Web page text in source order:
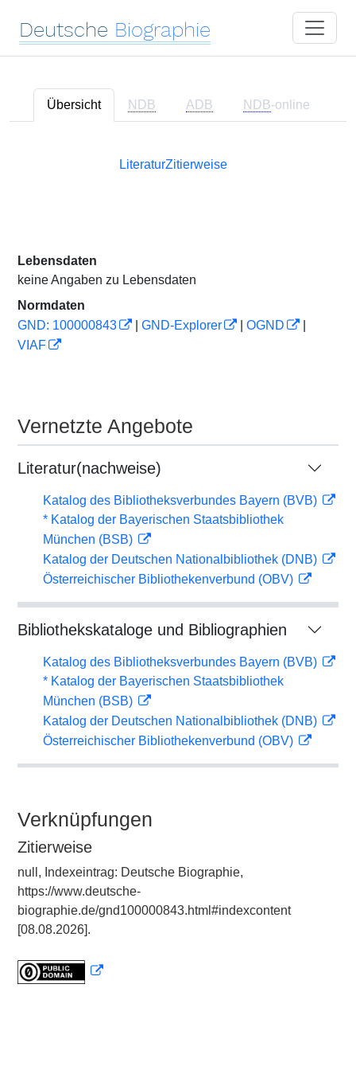
Deutsche Biographie
Übersicht NDB ADB NDB-online
LiteraturZitierweise
Lebensdaten
keine Angaben zu Lebensdaten
Normdaten
GND: 100000843
GND-Explorer OGND
VIAF
Vernetzte Angebote
Literatur(nachweise)
Katalog des Bibliotheksverbundes Bayern (BVB)
* Katalog der Bayerischen Staatsbibliothek
München (BSB)
Katalog der Deutschen Nationalbibliothek (DNB)
Österreichischer Bibliothekenverbund (OBV)
Bibliothekskataloge und Bibliographien
Katalog des Bibliotheksverbundes Bayern (BVB)
* Katalog der Bayerischen Staatsbibliothek
München (BSB)
Katalog der Deutschen Nationalbibliothek (DNB)
Österreichischer Bibliothekenverbund (OBV)
Verknüpfungen
Zitierweise
null, Indexeintrag: Deutsche Biographie,
https://www.deutsche-
biographie.de/gnd100000843.html#indexcontent
[08.08.2026].